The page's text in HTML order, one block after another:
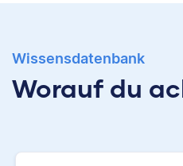
Wissensdatenbank
Worauf du